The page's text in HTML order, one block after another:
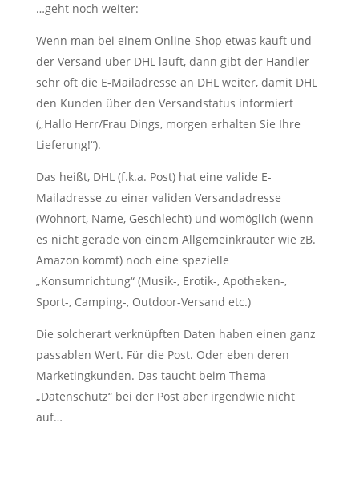
…geht noch weiter:
Wenn man bei einem Online-Shop etwas kauft und
der Versand über DHL läuft, dann gibt der Händler
sehr oft die E-Mailadresse an DHL weiter, damit DHL
den Kunden über den Versandstatus informiert
(„Hallo Herr/Frau Dings, morgen erhalten Sie Ihre
Lieferung!“).
Das heißt, DHL (f.k.a. Post) hat eine valide E-
Mailadresse zu einer validen Versandadresse
(Wohnort, Name, Geschlecht) und womöglich (wenn
es nicht gerade von einem Allgemeinkrauter wie zB.
Amazon kommt) noch eine spezielle
„Konsumrichtung“ (Musik-, Erotik-, Apotheken-,
Sport-, Camping-, Outdoor-Versand etc.)
Die solcherart verknüpften Daten haben einen ganz
passablen Wert. Für die Post. Oder eben deren
Marketingkunden. Das taucht beim Thema
„Datenschutz“ bei der Post aber irgendwie nicht
auf…